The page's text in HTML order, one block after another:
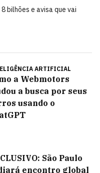
bilhões e avisa que vai
ARTIFICIAL
a Webmotors
a busca por seus
usando o
São Paulo
encontro global